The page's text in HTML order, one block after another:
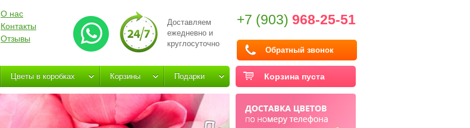
Доставляем
ежедневно и
круглосуточно
+7 (903) 968-25-51
Обратный звонок
О нас
Контакты
Отзывы
Корзина пуста
Цветы в коробках Корзины Подарки